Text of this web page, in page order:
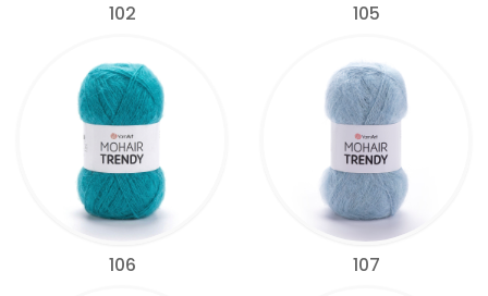
102 105
106 107